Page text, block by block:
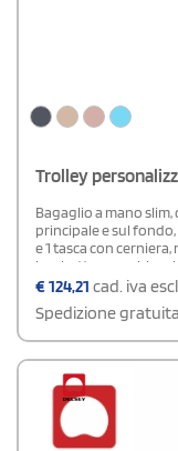
Trolley
Bagaglio a mano
principale e sul
e 1 tasca con
lucchetto a
trolley multiposizione,
€124,21 cad. iva
Spedizione gratuita